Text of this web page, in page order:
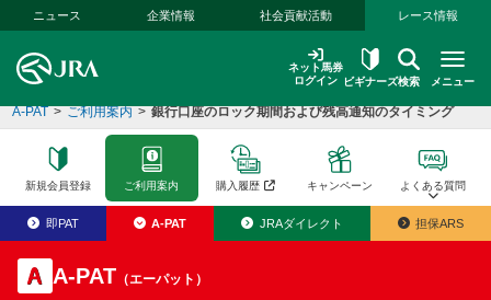
本文へ移動する
ニュース 企業情報 社会貢献活動 レース情報
ネット馬券
ログイン
ビギナーズ検索 メニュー
A-PAT > ご利用案内 > 銀行口座のロック期間および残高通知のタイミング
新規会員登録 ご利用案内 購入履歴 キャンペーン よくある質問
即PAT A-PAT JRAダイレクト 担保ARS
A-PAT （エーパット）